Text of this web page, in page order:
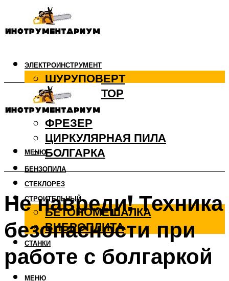
ЭЛЕКТРОИНСТРУМЕНТ
ШУРУПОВЕРТ
ПЕРФОРАТОР
ДРЕЛЬ
ФРЕЗЕР
ЦИРКУЛЯРНАЯ ПИЛА
БОЛГАРКА
БЕНЗОПИЛА
СТЕКЛОРЕЗ
СТРОИТЕЛЬНЫЙ
БЕТОНОМЕШАЛКА
ВИБРОПЛИТА
СТАНКИ
МЕНЮ
МЕНЮ
Не навреди! Техника
безопасности при
работе с болгаркой